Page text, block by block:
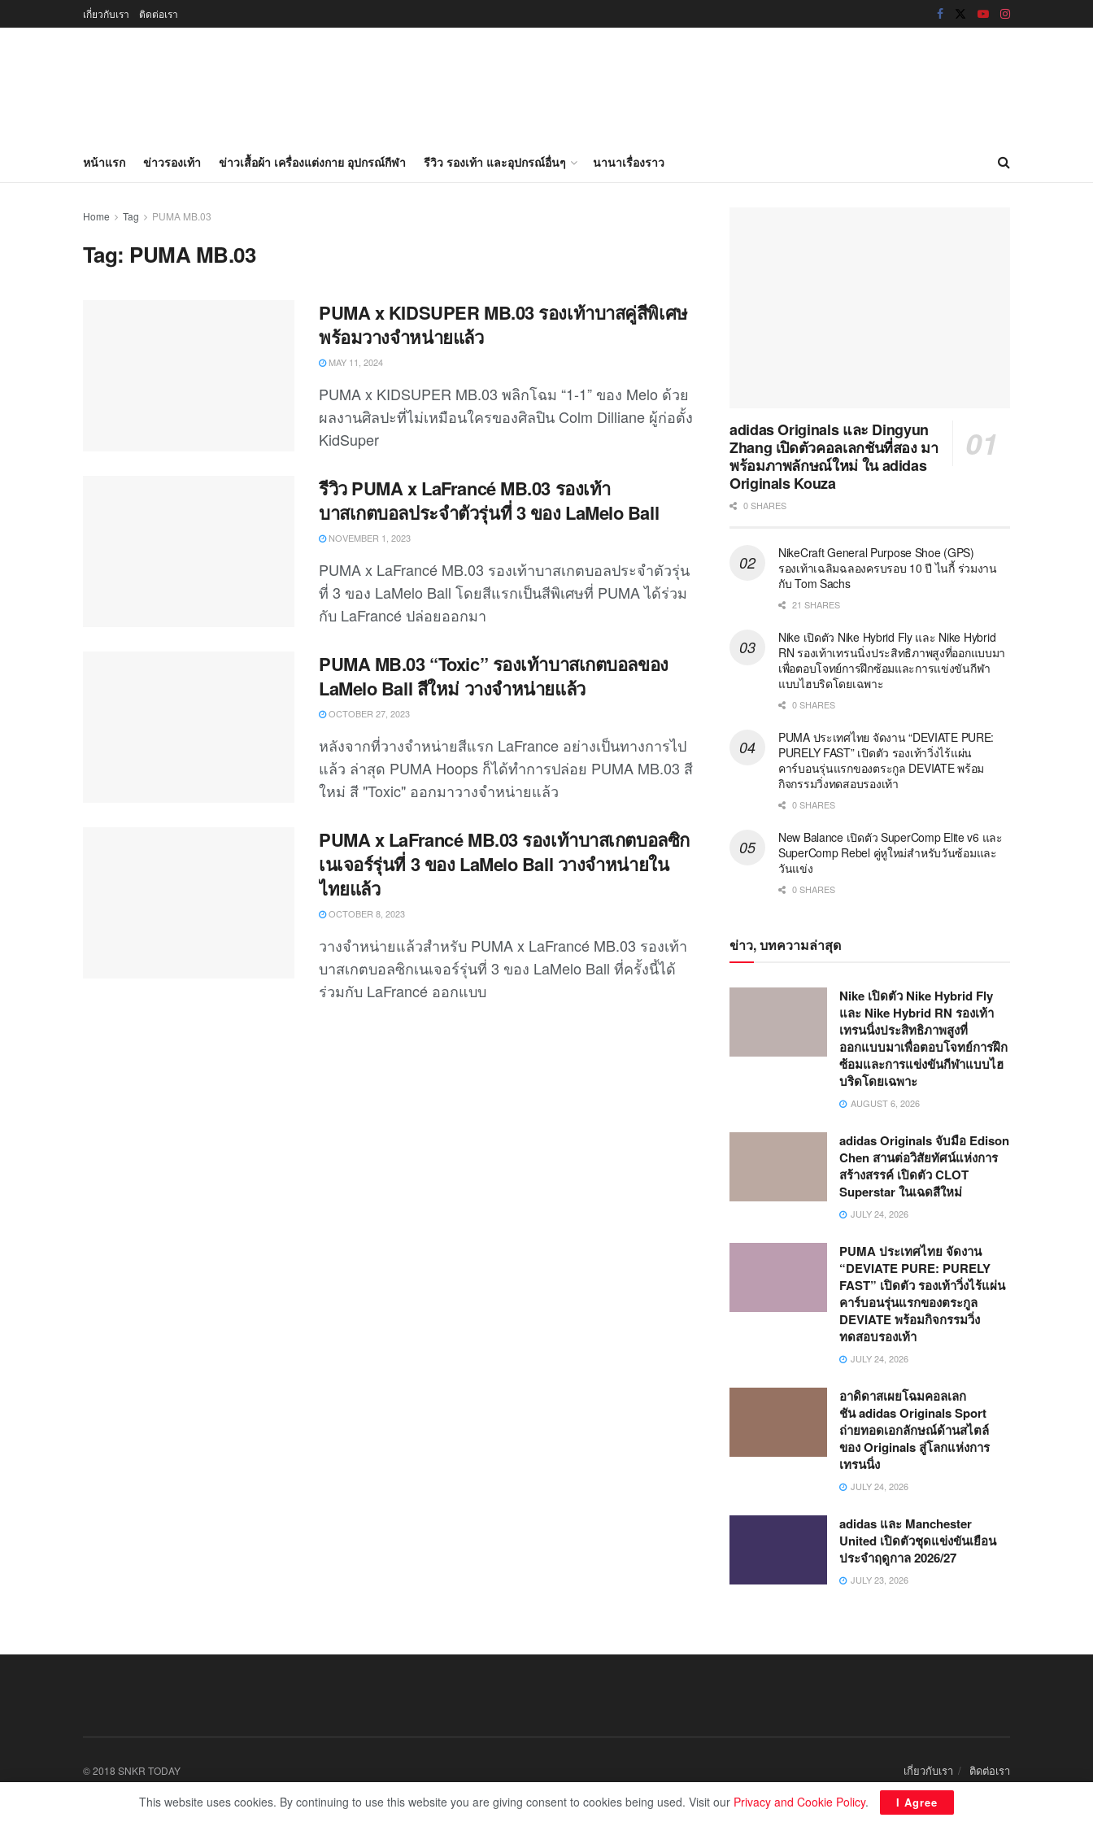
เกี่ยวกับเรา ติดต่อเรา
หน้าแรก ข่าวรองเท้า ข่าวเสื้อผ้า เครื่องแต่งกาย อุปกรณ์กีฬา รีวิว รองเท้า และอุปกรณ์อื่นๆ นานาเรื่องราว
Home Tag PUMA MB.03
Tag: PUMA MB.03
PUMA x KIDSUPER MB.03 รองเท้าบาสคู่สีพิเศษ
พร้อมวางจำหน่ายแล้ว
MAY 11, 2024
PUMA x KIDSUPER MB.03 พลิกโฉม “1-1” ของ Melo ด้วย
ผลงานศิลปะที่ไม่เหมือนใครของศิลปิน Colm Dilliane ผู้ก่อตั้ง
KidSuper
รีวิว PUMA x LaFrancé MB.03 รองเท้า
บาสเกตบอลประจำตัวรุ่นที่ 3 ของ LaMelo Ball
NOVEMBER 1, 2023
PUMA x LaFrancé MB.03 รองเท้าบาสเกตบอลประจำตัวรุ่น
ที่ 3 ของ LaMelo Ball โดยสีแรกเป็นสีพิเศษที่ PUMA ได้ร่วม
กับ LaFrancé ปล่อยออกมา
PUMA MB.03 “Toxic” รองเท้าบาสเกตบอลของ
LaMelo Ball สีใหม่ วางจำหน่ายแล้ว
OCTOBER 27, 2023
หลังจากที่วางจำหน่ายสีแรก LaFrance อย่างเป็นทางการไป
แล้ว ล่าสุด PUMA Hoops ก็ได้ทำการปล่อย PUMA MB.03 สี
ใหม่ สี "Toxic" ออกมาวางจำหน่ายแล้ว
PUMA x LaFrancé MB.03 รองเท้าบาสเกตบอลซิก
เนเจอร์รุ่นที่ 3 ของ LaMelo Ball วางจำหน่ายใน
ไทยแล้ว
OCTOBER 8, 2023
วางจำหน่ายแล้วสำหรับ PUMA x LaFrancé MB.03 รองเท้า
บาสเกตบอลซิกเนเจอร์รุ่นที่ 3 ของ LaMelo Ball ที่ครั้งนี้ได้
ร่วมกับ LaFrancé ออกแบบ
adidas Originals และ Dingyun
Zhang เปิดตัวคอลเลกชันที่สอง มา
พร้อมภาพลักษณ์ใหม่ ใน adidas
Originals Kouza
0 SHARES
NikeCraft General Purpose Shoe (GPS)
รองเท้าเฉลิมฉลองครบรอบ 10 ปี ไนกี้ ร่วมงาน
กับ Tom Sachs
21 SHARES
Nike เปิดตัว Nike Hybrid Fly และ Nike Hybrid
RN รองเท้าเทรนนิ่งประสิทธิภาพสูงที่ออกแบบมา
เพื่อตอบโจทย์การฝึกซ้อมและการแข่งขันกีฬา
แบบไฮบริดโดยเฉพาะ
0 SHARES
PUMA ประเทศไทย จัดงาน “DEVIATE PURE:
PURELY FAST” เปิดตัว รองเท้าวิ่งไร้แผ่น
คาร์บอนรุ่นแรกของตระกูล DEVIATE พร้อม
กิจกรรมวิ่งทดสอบรองเท้า
0 SHARES
New Balance เปิดตัว SuperComp Elite v6 และ
SuperComp Rebel คู่หูใหม่สำหรับวันซ้อมและ
วันแข่ง
0 SHARES
ข่าว, บทความล่าสุด
Nike เปิดตัว Nike Hybrid Fly
และ Nike Hybrid RN รองเท้า
เทรนนิ่งประสิทธิภาพสูงที่
ออกแบบมาเพื่อตอบโจทย์การฝึก
ซ้อมและการแข่งขันกีฬาแบบไฮ
บริดโดยเฉพาะ
AUGUST 6, 2026
adidas Originals จับมือ Edison
Chen สานต่อวิสัยทัศน์แห่งการ
สร้างสรรค์ เปิดตัว CLOT
Superstar ในเฉดสีใหม่
JULY 24, 2026
PUMA ประเทศไทย จัดงาน
“DEVIATE PURE: PURELY
FAST” เปิดตัว รองเท้าวิ่งไร้แผ่น
คาร์บอนรุ่นแรกของตระกูล
DEVIATE พร้อมกิจกรรมวิ่ง
ทดสอบรองเท้า
JULY 24, 2026
อาดิดาสเผยโฉมคอลเลก
ชัน adidas Originals Sport
ถ่ายทอดเอกลักษณ์ด้านสไตล์
ของ Originals สู่โลกแห่งการ
เทรนนิ่ง
JULY 24, 2026
adidas และ Manchester
United เปิดตัวชุดแข่งขันเยือน
ประจำฤดูกาล 2026/27
JULY 23, 2026
เกี่ยวกับเรา ติดต่อเรา
© 2018 SNKR TODAY
This website uses cookies. By continuing to use this website you are giving consent to cookies being used. Visit our Privacy and Cookie Policy. I Agree